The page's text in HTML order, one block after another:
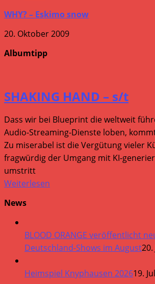
WHY? – Eskimo snow
20. Oktober 2009
Albumtipp
SHAKING HAND – s/t
Dass wir bei Blueprint die weltweit
Audio-Streaming-Dienste loben,
Zu miserabel ist die Vergütung vieler
fragwürdig der Umgang mit KI-
umstritt
Weiterlesen
News
BLOOD ORANGE veröffentlicht
Deutschland-Shows im August20.
Heimspiel Knyphausen 202619.